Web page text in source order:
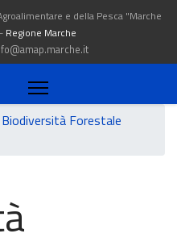
e della Pesca "Marche
Regione Marche
Biodiversità Forestale